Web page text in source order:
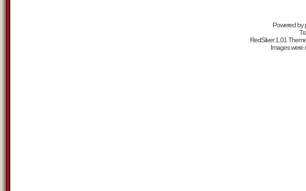
Powered by
RedSilver 1.01
Images were